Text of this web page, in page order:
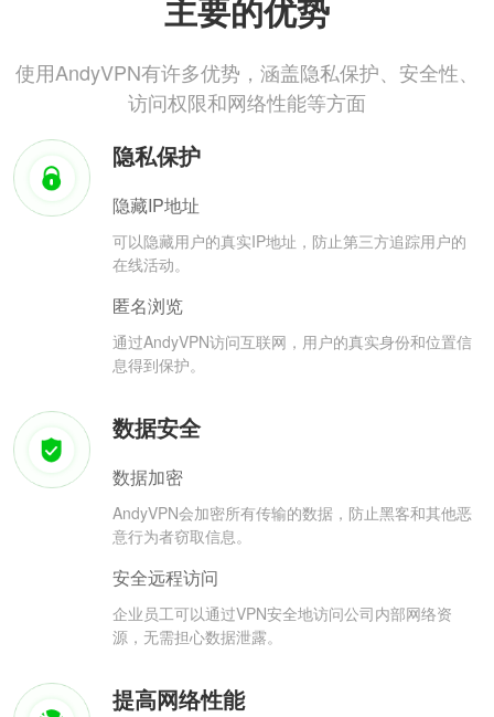
主要的优势
使用AndyVPN有许多优势，涵盖隐私保护、安全性、
访问权限和网络性能等方面
隐私保护
隐藏IP地址
可以隐藏用户的真实IP地址，防止第三方追踪用户的
在线活动。
匿名浏览
通过AndyVPN访问互联网，用户的真实身份和位置信
息得到保护。
数据安全
数据加密
AndyVPN会加密所有传输的数据，防止黑客和其他恶
意行为者窃取信息。
安全远程访问
企业员工可以通过VPN安全地访问公司内部网络资
源，无需担心数据泄露。
提高网络性能